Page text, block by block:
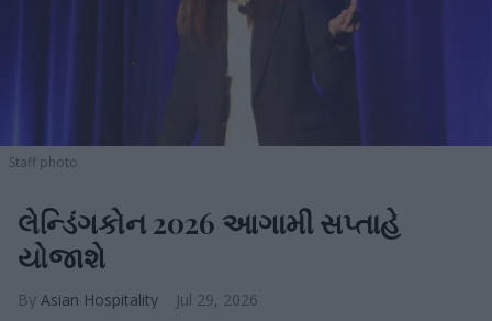
Staff photo
લેન્ડિંગકોન 2026 આગામી સપ્તાહે
યોજાશે
Asian Hospitality Jul 29, 2026